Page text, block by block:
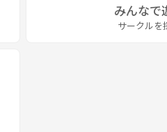
みんなで
サークルを